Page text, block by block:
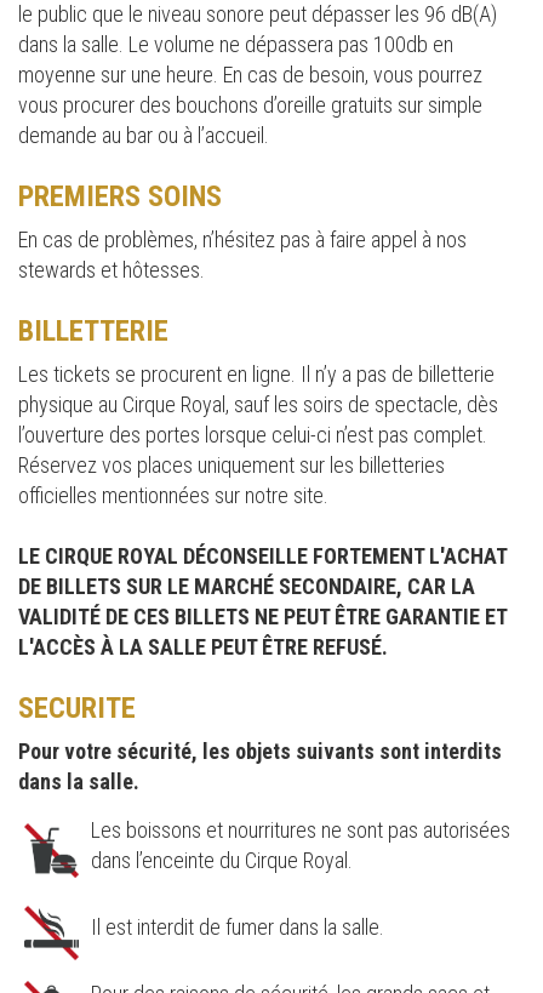
le public que le niveau sonore peut dépasser les 96 dB(A)
dans la salle. Le volume ne dépassera pas 100db en
moyenne sur une heure. En cas de besoin, vous pourrez
vous procurer des bouchons d’oreille gratuits sur simple
demande au bar ou à l’accueil.
PREMIERS SOINS
En cas de problèmes, n’hésitez pas à faire appel à nos
stewards et hôtesses.
BILLETTERIE
Les tickets se procurent en ligne. Il n’y a pas de billetterie
physique au Cirque Royal, sauf les soirs de spectacle, dès
l’ouverture des portes lorsque celui-ci n’est pas complet.
Réservez vos places uniquement sur les billetteries
officielles mentionnées sur notre site.
LE CIRQUE ROYAL DÉCONSEILLE FORTEMENT L'ACHAT
DE BILLETS SUR LE MARCHÉ SECONDAIRE, CAR LA
VALIDITÉ DE CES BILLETS NE PEUT ÊTRE GARANTIE ET
L'ACCÈS À LA SALLE PEUT ÊTRE REFUSÉ.
SECURITE
Pour votre sécurité, les objets suivants sont interdits
dans la salle.
Les boissons et nourritures ne sont pas autorisées
dans l’enceinte du Cirque Royal.
Il est interdit de fumer dans la salle.